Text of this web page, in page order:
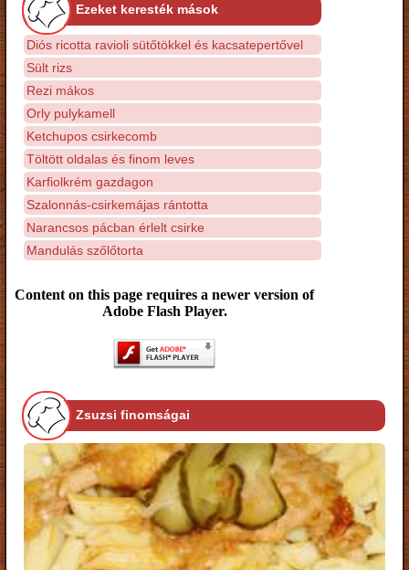
Ezeket keresték mások
Diós ricotta ravioli sütőtökkel és kacsatepertővel
Sült rizs
Rezi mákos
Orly pulykamell
Ketchupos csirkecomb
Töltött oldalas és finom leves
Karfiolkrém gazdagon
Szalonnás-csirkemájas rántotta
Narancsos pácban érlelt csirke
Mandulás szőlőtorta
Content on this page requires a newer version of
Adobe Flash Player.
Zsuzsi finomságai